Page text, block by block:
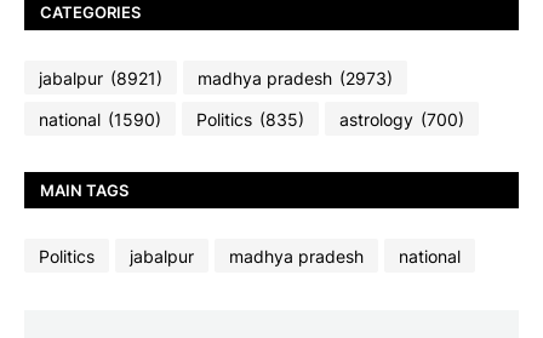
CATEGORIES
jabalpur (8921) madhya pradesh (2973)
national (1590) Politics (835) astrology (700)
MAIN TAGS
Politics jabalpur madhya pradesh national